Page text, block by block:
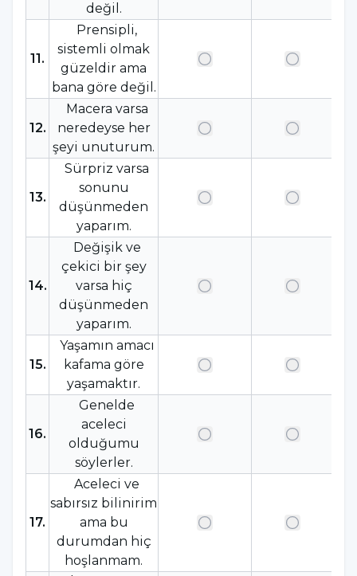
değil.
11.
Prensipli,
sistemli olmak
güzeldir ama
bana göre değil.
12.
Macera varsa
neredeyse her
şeyi unuturum.
13.
Sürpriz varsa
sonunu
düşünmeden
yaparım.
14.
Değişik ve
çekici bir şey
varsa hiç
düşünmeden
yaparım.
15.
Yaşamın amacı
kafama göre
yaşamaktır.
16.
Genelde
aceleci
olduğumu
söylerler.
17.
Aceleci ve
sabırsız bilinirim
ama bu
durumdan hiç
hoşlanmam.